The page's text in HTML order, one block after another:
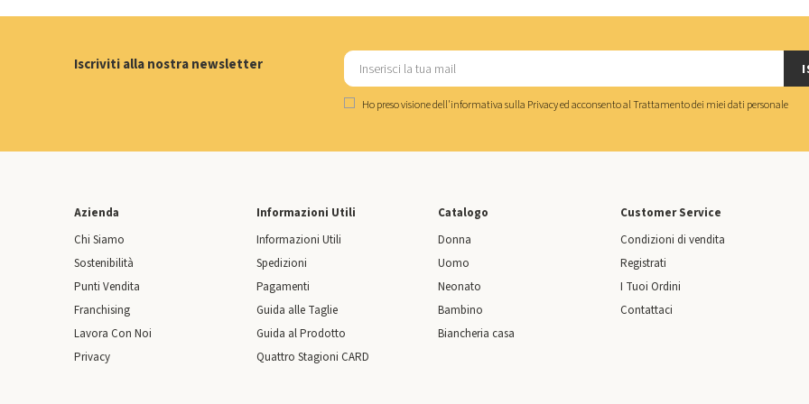
Iscriviti alla nostra newsletter
Ho preso visione dell'informativa sulla Privacyed acconsento alTrattamento dei miei dati personale
Azienda
Chi Siamo
Sostenibilità
Punti Vendita
Franchising
Lavora Con Noi
Privacy
Informazioni Utili
Informazioni Utili
Spedizioni
Pagamenti
Guida alle Taglie
Guida al Prodotto
Quattro Stagioni CARD
Catalogo
Donna
Uomo
Neonato
Bambino
Biancheria casa
Customer Service
Condizioni di vendita
Registrati
I Tuoi Ordini
Contattaci